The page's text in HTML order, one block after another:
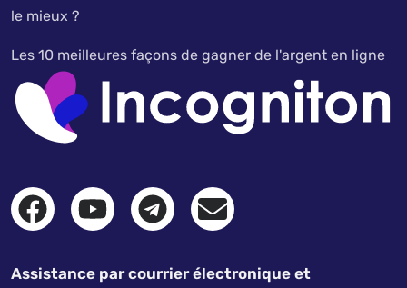
le mieux ?
Les 10 meilleures façons de gagner de l'argent en ligne
Assistance par courrier électronique et